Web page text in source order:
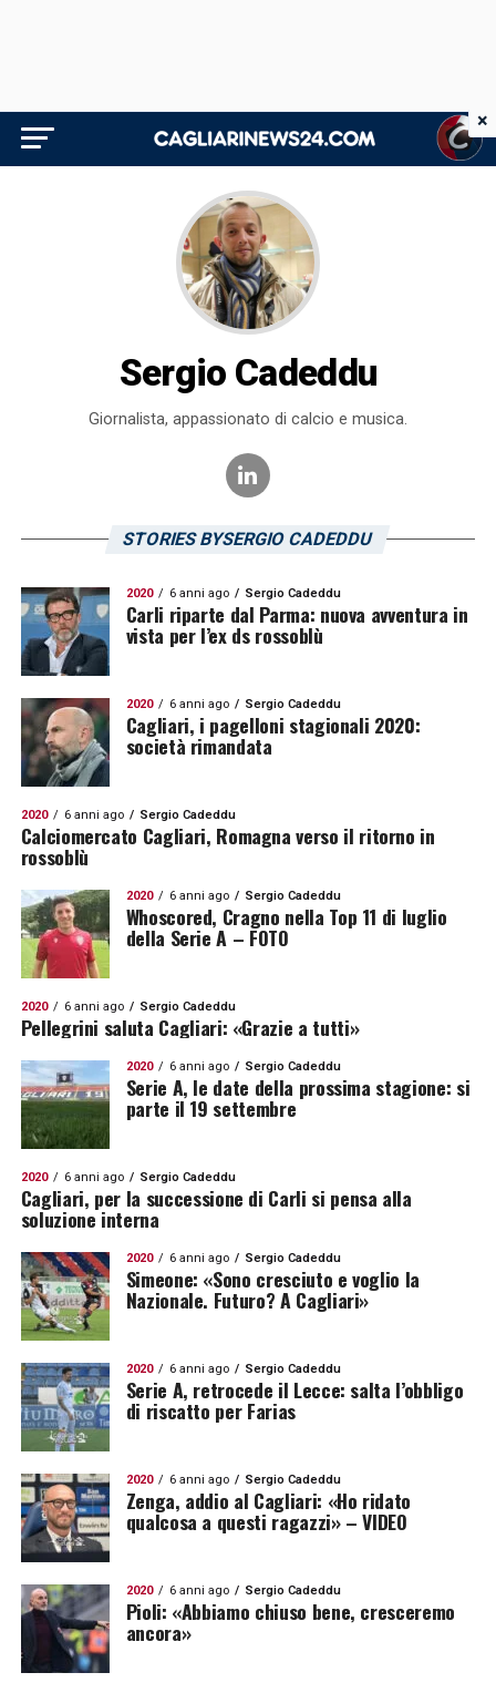
Sergio Cadeddu
Giornalista, appassionato di calcio e musica.
STORIES BYSERGIO CADEDDU
2020 6 anni ago Sergio Cadeddu
Carli riparte dal Parma: nuova avventura in
vista per l’ex ds rossoblù
2020 6 anni ago Sergio Cadeddu
Cagliari, i pagelloni stagionali 2020:
società rimandata
2020 6 anni ago Sergio Cadeddu
Calciomercato Cagliari, Romagna verso il ritorno in
rossoblù
2020 6 anni ago Sergio Cadeddu
Whoscored, Cragno nella Top 11 di luglio
della Serie A – FOTO
2020 6 anni ago Sergio Cadeddu
Pellegrini saluta Cagliari: «Grazie a tutti»
2020 6 anni ago Sergio Cadeddu
Serie A, le date della prossima stagione: si
parte il 19 settembre
2020 6 anni ago Sergio Cadeddu
Cagliari, per la successione di Carli si pensa alla
soluzione interna
2020 6 anni ago Sergio Cadeddu
Simeone: «Sono cresciuto e voglio la
Nazionale. Futuro? A Cagliari»
2020 6 anni ago Sergio Cadeddu
Serie A, retrocede il Lecce: salta l’obbligo
di riscatto per Farias
2020 6 anni ago Sergio Cadeddu
Zenga, addio al Cagliari: «Ho ridato
qualcosa a questi ragazzi» – VIDEO
2020 6 anni ago Sergio Cadeddu
Pioli: «Abbiamo chiuso bene, cresceremo
ancora»
×